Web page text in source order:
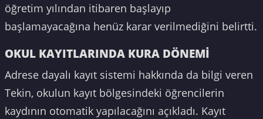
öğretim yılından itibaren başlayıp
başlamayacağına henüz karar verilmediğini belirtti.
OKUL KAYITLARINDA KURA DÖNEMİ
Adrese dayalı kayıt sistemi hakkında da bilgi veren
Tekin, okulun kayıt bölgesindeki öğrencilerin
kaydının otomatik yapılacağını açıkladı. Kayıt